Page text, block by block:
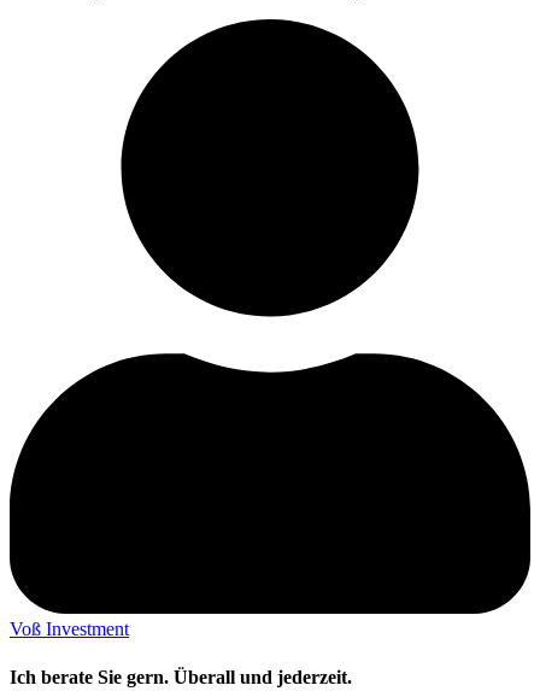
Voß Investment
Ich berate Sie gern. Überall und jederzeit.